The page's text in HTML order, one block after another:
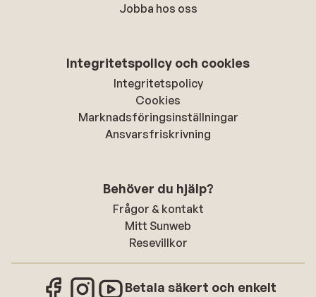
Jobba hos oss
Integritetspolicy och cookies
Integritetspolicy
Cookies
Marknadsföringsinställningar
Ansvarsfriskrivning
Behöver du hjälp?
Frågor & kontakt
Mitt Sunweb
Resevillkor
Betala säkert och enkelt